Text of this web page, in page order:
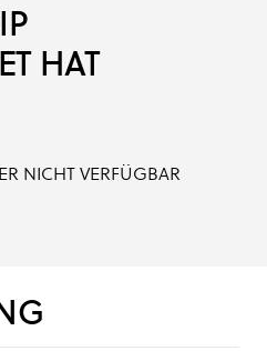
HAT
NICHT VERFÜGBAR